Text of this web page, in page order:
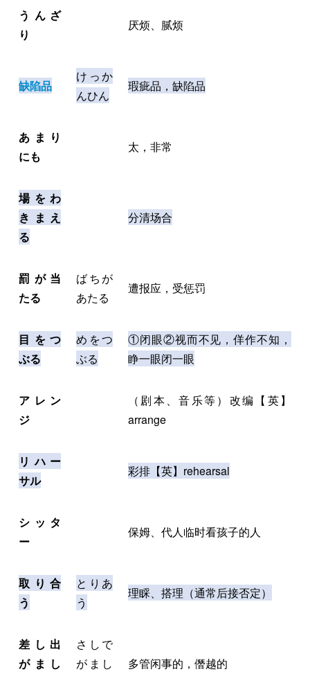
うんざ
り
厌烦、腻烦
缺陷品
けっか
んひん
瑕疵品，缺陷品
あまり
にも
太，非常
場をわ
きまえ
る
分清场合
罰が当
たる
ばちが
あたる
遭报应，受惩罚
目をつ
ぶる
めをつ
ぶる
①闭眼②视而不见，佯作不知，
睁一眼闭一眼
アレン
ジ
（剧本、音乐等）改编【英】
arrange
リハー
サル
彩排【英】rehearsal
シッタ
ー
保姆、代人临时看孩子的人
取り合
う
とりあ
う
理睬、搭理（通常后接否定）
差し出
がまし
さしで
がまし
多管闲事的，僭越的